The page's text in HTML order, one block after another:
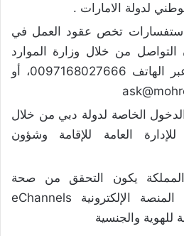
لدولة الامارات .
تخص عقود العمل في
التواصل من خلال وزارة الموارد
الهاتف 0097168027666، أو
الخاصة لدولة دبي من خلال
للإدارة العامة للإقامة وشؤون
المملكة يكون التحقق من صحة
التأشيرة من خلال المنصة الإلكترونية eChannels
للهوية والجنسية